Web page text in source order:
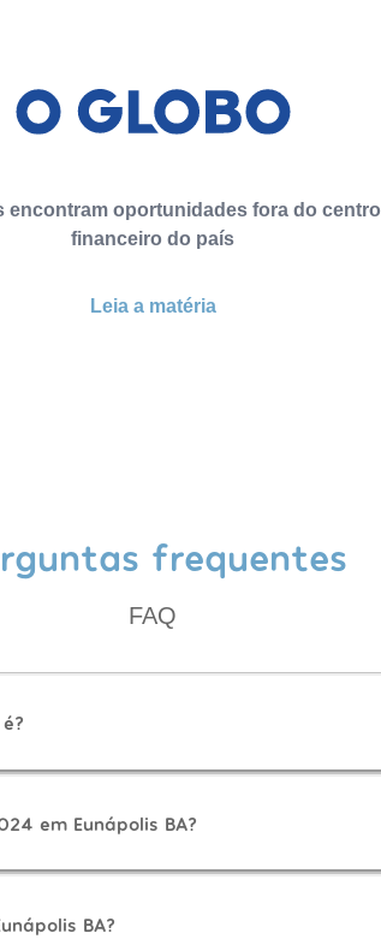
encontram oportunidades fora do centro
financeiro do país
Leia a matéria
frequentes
FAQ
em Eunápolis BA?
BA?